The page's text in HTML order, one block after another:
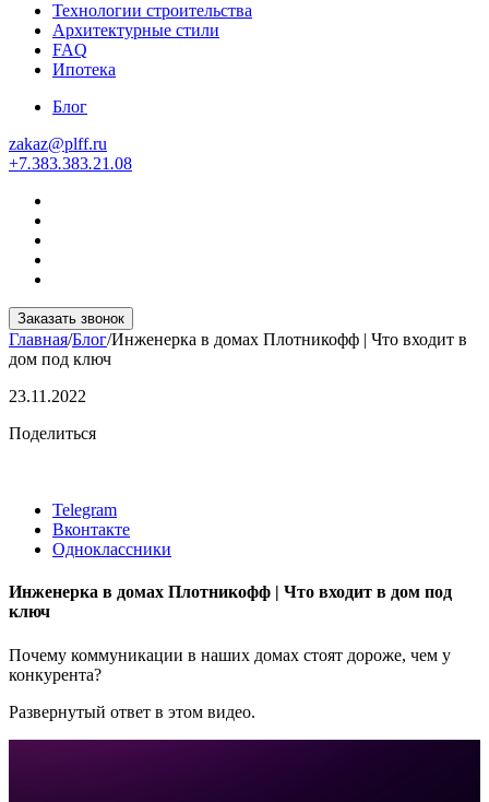
Технологии строительства
Архитектурные стили
FAQ
Ипотека
Блог
zakaz@plff.ru
+7.383.383.21.08
Заказать звонок
Главная/Блог/Инженерка в домах Плотникофф | Что входит в
дом под ключ
23.11.2022
Поделиться
Telegram
Вконтакте
Одноклассники
Инженерка в домах Плотникофф | Что входит в дом под
ключ
Почему коммуникации в наших домах стоят дороже, чем у
конкурента?
Развернутый ответ в этом видео.